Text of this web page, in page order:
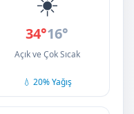
34°16°
Açık ve Çok Sıcak
💧 20% Yağış